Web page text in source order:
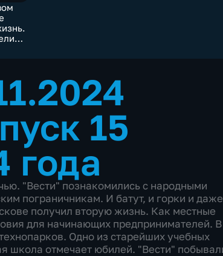
15
года
"Вести" познакомились с народными
пограничникам. И батут, и горки и даже
получил вторую жизнь. Как местные
для начинающих предпринимателей. В
Одно из старейших учебных
школа отмечает юбилей. "Вести"